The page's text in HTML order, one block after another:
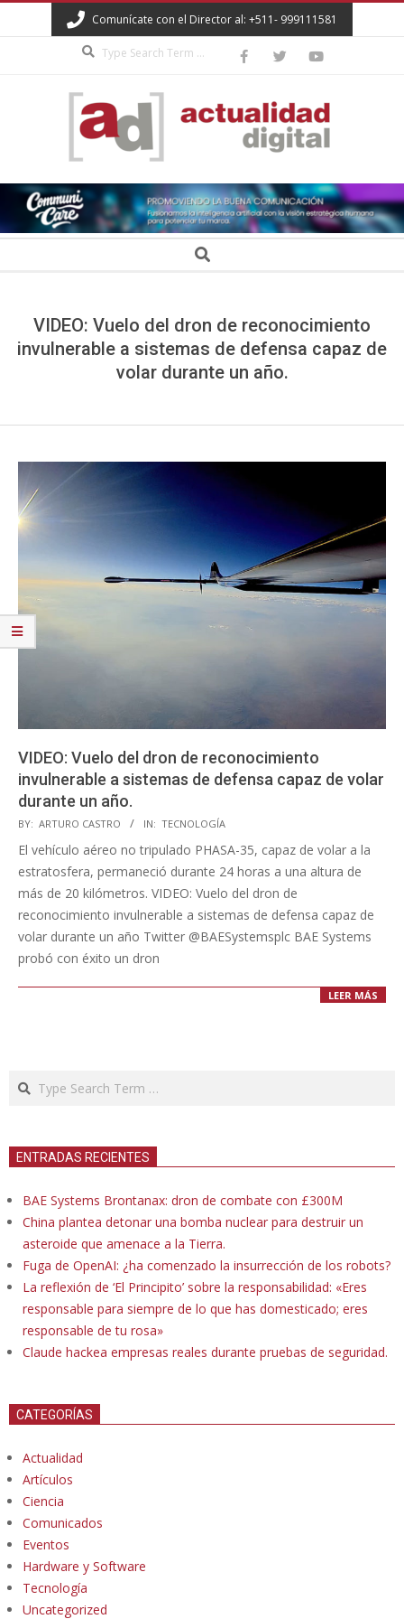
to
Comunícate con el Director al: +511- 999111581
ACTUALIDAD
DIGITAL Search
VIDEO: Vuelo del dron de reconocimiento
invulnerable a sistemas de defensa capaz de
volar durante un año.
VIDEO: Vuelo del dron de reconocimiento
invulnerable a sistemas de defensa capaz de volar
durante un año.
2023-
07-
BY: ARTURO CASTRO IN: TECNOLOGÍA
El vehículo aéreo no tripulado PHASA-35, capaz de volar a la
estratosfera, permaneció durante 24 horas a una altura de
más de 20 kilómetros. VIDEO: Vuelo del dron de
reconocimiento invulnerable a sistemas de defensa capaz de
volar durante un año Twitter @BAESystemsplc BAE Systems
probó con éxito un dron
LEER MÁS
Search
ENTRADAS RECIENTES
BAE Systems Brontanax: dron de combate con £300M
China plantea detonar una bomba nuclear para destruir un
asteroide que amenace a la Tierra.
Fuga de OpenAI: ¿ha comenzado la insurrección de los robots?
La reflexión de ‘El Principito’ sobre la responsabilidad: «Eres
responsable para siempre de lo que has domesticado; eres
responsable de tu rosa»
Claude hackea empresas reales durante pruebas de seguridad.
CATEGORÍAS
Actualidad
Artículos
Ciencia
Comunicados
Eventos
Hardware y Software
Tecnología
Uncategorized